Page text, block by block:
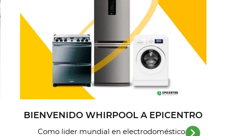
BIENVENIDO WHIRPOOL A EPICENTRO
Como lider mundial en electrodomésticos